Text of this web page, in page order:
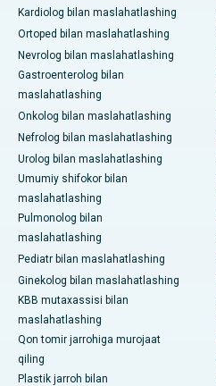
Kardiolog bilan maslahatlashing
Ortoped bilan maslahatlashing
Nevrolog bilan maslahatlashing
Gastroenterolog bilan
maslahatlashing
Onkolog bilan maslahatlashing
Nefrolog bilan maslahatlashing
Urolog bilan maslahatlashing
Umumiy shifokor bilan
maslahatlashing
Pulmonolog bilan
maslahatlashing
Pediatr bilan maslahatlashing
Ginekolog bilan maslahatlashing
KBB mutaxassisi bilan
maslahatlashing
Qon tomir jarrohiga murojaat
qiling
Plastik jarroh bilan